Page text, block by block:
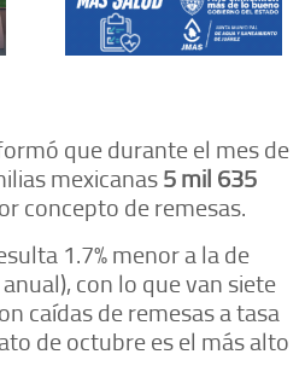
que durante el mes de
mexicanas5 mil 635
concepto de remesas.
1.7% menor a la de
con lo que van siete
caídas de remesas a tasa
de octubre es el más alto